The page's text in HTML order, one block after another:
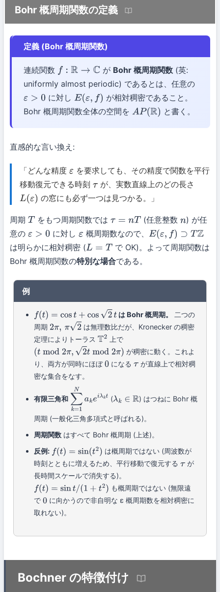
Bohr 概周期関数の定義
定義 (Bohr 概周期関数)
連続関数 f: R→C が Bohr 概周期関数(英:
uniformly almost periodic) であるとは、任意の
ε >0 に対しE(ε,f)
が相対稠密であること。
Bohr 概周期関数全体の空間を AP(R) と書く。
直感的な言い換え:
「どんな精度 ε を要求しても、その精度で関数を平行
移動復元できる時刻 τ が、実数直線上のどの長さ
L(ε) の窓にも必ず一つは見つかる。」
周期 T をもつ周期関数では τ=nT (任意整数n) が任
意の ε >0 に対しε 概周期数なので、 E(ε,f) ⊃T Z
は明らかに相対稠密 (L= T
で OK)。よって周期関数は
Bohr 概周期関数の特別な場合である。
例
f(t)= cost+cos2t は Bohr 概周期。
二つの
周期 2π,π2
は無理数比だが、Kronecker の稠密
定理によりトーラスT2
上で
(tmod2π,2tmod2 π)
が稠密に動く。これよ
り、両方が同時にほぼ0 になるτが直線上で相対稠
密な集合をなす。
有限三角和 ∑k = 1Nak eiλ kt
(λk∈R ) はつねに Bohr 概
周期 (一般化三角多項式と呼ばれる)。
周期関数 はすべて Bohr 概周期 (上述)。
反例: f(t)= sin t2)
は概周期ではない (周波数が
時刻とともに増えるため、平行移動で復元するτが
長時間スケールで消失する)。
f(t)= sin /(1+t2)
も概周期ではない (無限遠
で0 に向かうので非自明な ε 概周期数を相対稠密に
取れない)。
Bochner の特徴付け